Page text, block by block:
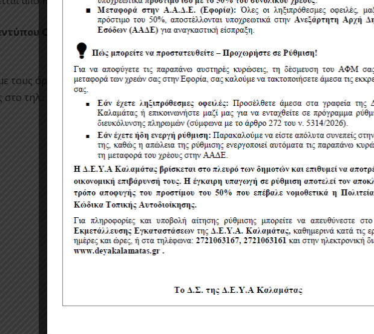
ΟΙΚΟΝΟΜΙΚΗΣ ΠΡΟΣΦΟΡΑΣείναι υποχρεωτική για τη συμμετοχή
τους όρους του διαγωνισμού, οι ενδιαφερόμενοι μπορούν να επικοινωνούν
τηλ.:
2721063148, αρμόδιος υπάλληλος κ. Στραβάκου.
Ο ΠΡΟΕΔΡΟΣ Δ.Σ.
Δ.Ε.Υ.Α ΚΑΛΑΜΑΤΑΣ
ΚΩΝΣΤΑΝΤΙΝΟΣ ΑΘΑΝΑΣΟΠΟΥΛΟΣ